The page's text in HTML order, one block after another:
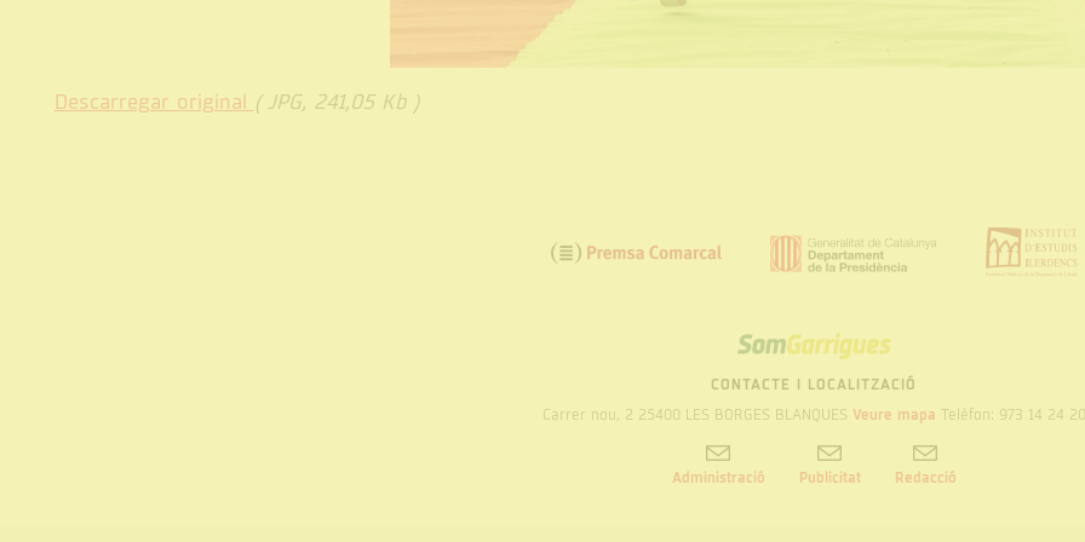
Descarregar original ( JPG, 241,05 Kb )
SOM
GARRIGUES
CONTACTE I LOCALITZACIÓ
Carrer nou, 2 25400 LES BORGES BLANQUES Veure mapa Telèfon: 973 14 24 20
Administració Publicitat Redacció